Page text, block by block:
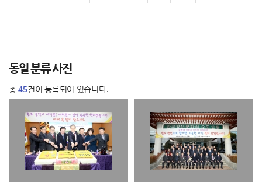
동일 분류 사진
총45건이 등록되어 있습니다.